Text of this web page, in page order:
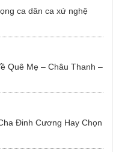
ca dân ca xứ nghệ
Quê Mẹ – Châu Thanh –
Đinh Cương Hay Chọn